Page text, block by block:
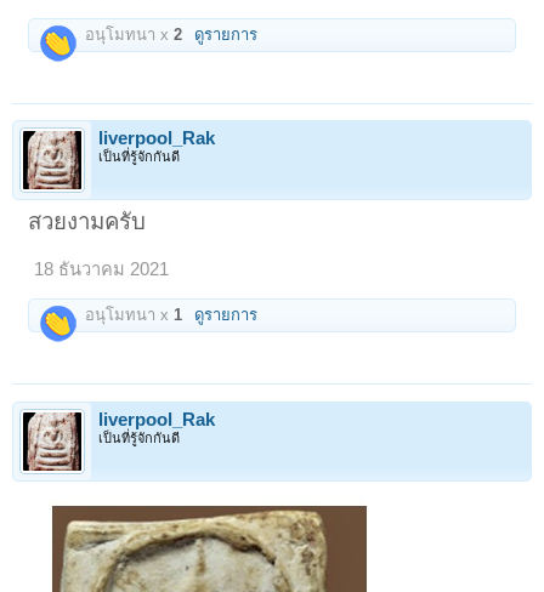
อนุโมทนา x2 ดูรายการ
liverpool_Rak
เป็นที่รู้จักกันดี
สวยงามครับ
18 ธันวาคม 2021
อนุโมทนา x1 ดูรายการ
liverpool_Rak
เป็นที่รู้จักกันดี